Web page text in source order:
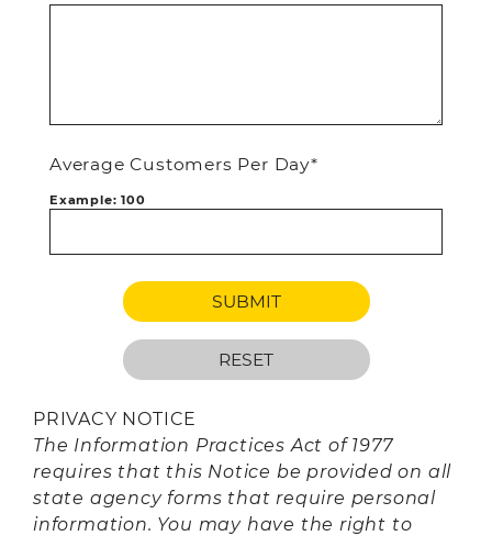
Average Customers Per Day*
Example: 100
PRIVACY NOTICE
The Information Practices Act of 1977
requires that this Notice be provided on all
state agency forms that require personal
information. You may have the right to